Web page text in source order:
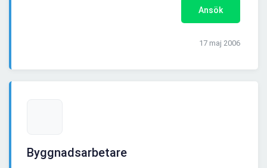
Ansök
17 maj 2006
Byggnadsarbetare